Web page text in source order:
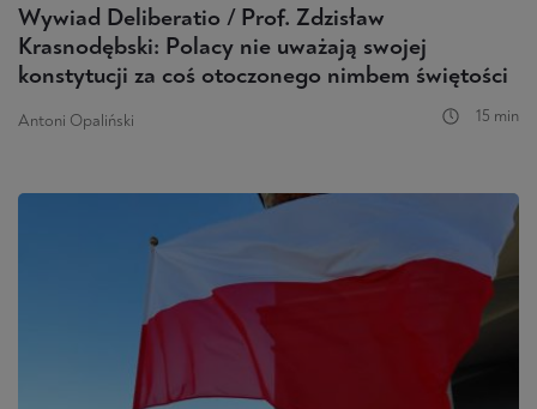
Wywiad Deliberatio / Prof. Zdzisław
Krasnodębski: Polacy nie uważają swojej
konstytucji za coś otoczonego nimbem świętości
Antoni Opaliński 15 min